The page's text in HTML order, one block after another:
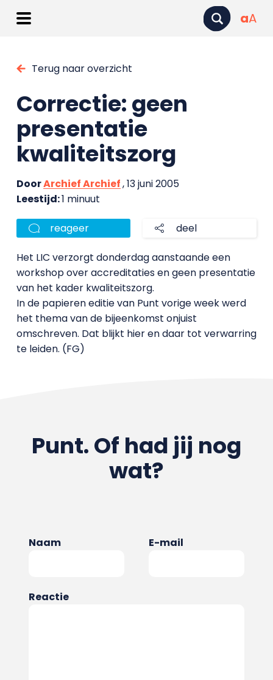
aA
Terug naar overzicht
Correctie: geen
presentatie
kwaliteitszorg
DoorArchief Archief, 13 juni 2005
Leestijd:1 minuut
reageer deel
Het LIC verzorgt donderdag aanstaande een
workshop over accreditaties en geen presentatie
van het kader kwaliteitszorg.
In de papieren editie van Punt vorige week werd
het thema van de bijeenkomst onjuist
omschreven. Dat blijkt hier en daar tot verwarring
te leiden. (FG)
Punt. Of had jij nog
wat?
Naam E-mail
Reactie